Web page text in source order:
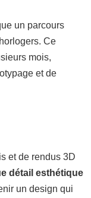
un parcours
Ce
mois,
et de
et de rendus 3D
détail esthétique
un design qui